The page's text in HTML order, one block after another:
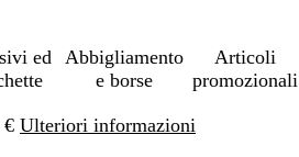
ed
Abbigliamento
e borse
Articoli
promozionali
€ Ulteriori informazioni